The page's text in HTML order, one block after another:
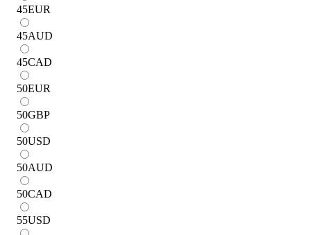
45EUR
45AUD
45CAD
50EUR
50GBP
50USD
50AUD
50CAD
55USD